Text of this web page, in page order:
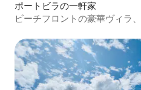
ポートビラの一軒家
ビーチフロントの豪華ヴィラ